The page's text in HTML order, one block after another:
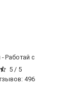
Работай с
5 / 5
496